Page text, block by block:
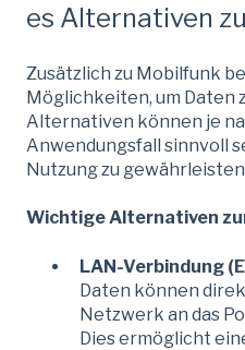
es Alternativen
Zusätzlich zu Mobilfunk
Möglichkeiten, um Daten
Alternativen können je
Anwendungsfall sinnvoll
Nutzung zu
Wichtige Alternativen
LAN-Verbindung
Daten können
Netzwerk an das
Dies ermöglicht